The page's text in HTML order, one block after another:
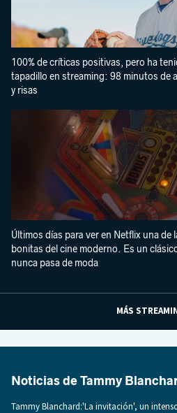
100% de críticas positivas, pero ha
tapadillo en streaming: 98 minutos de
y risas
Últimos días para ver en Netflix una de
bonitas del cine moderno. Es un
nunca pasa de moda
MÁS
Noticias de Tammy
Tammy Blanchard:'La invitación', un